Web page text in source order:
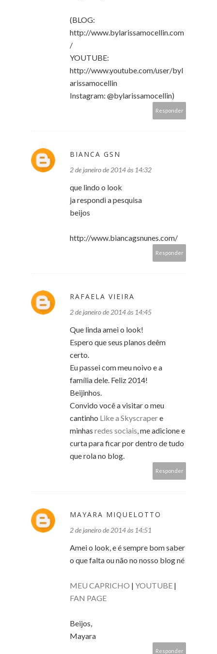
(BLOG:
http://www.bylarissamocellin.com
/
YOUTUBE:
http://www.youtube.com/user/byl
arissamocellin
Instagram: @bylarissamocellin)
Responder
BIANCA GSN
2 de janeiro de 2014 às 14:32
que lindo o look
ja respondi a pesquisa
beijos
http://www.biancagsnunes.com/
Responder
RAFAELA VIEIRA
2 de janeiro de 2014 às 14:45
Que linda amei o look!
Espero que seus planos deêm
certo.
Eu passei com meu noivo e a
família dele. Feliz 2014!
Beijinhos.
Convido você a visitar o meu
cantinho Like a Skyscrapere
minhas redes sociais, me adicione e
curta para ficar por dentro de tudo
que rola no blog.
Responder
MAYARA MIQUELOTTO
2 de janeiro de 2014 às 14:51
Amei o look, e é sempre bom saber
o que falta ou não no nosso blog né
MEU CAPRICHO | YOUTUBE |
FAN PAGE
Beijos,
Mayara
Responder